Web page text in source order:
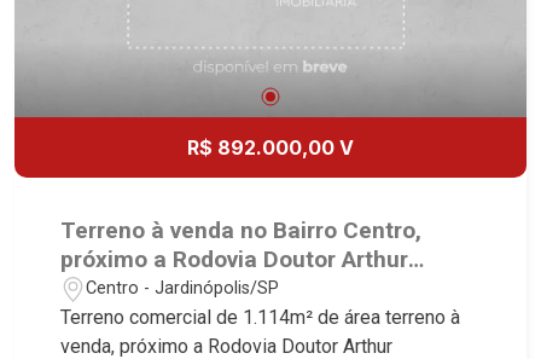
R$ 892.000,00 V
Terreno à venda no Bairro Centro,
próximo a Rodovia Doutor Arthur
Costacurta - Jardinópolis/SP.
Centro - Jardinópolis/SP
Terreno comercial de 1.114m² de área terreno à
venda, próximo a Rodovia Doutor Arthur